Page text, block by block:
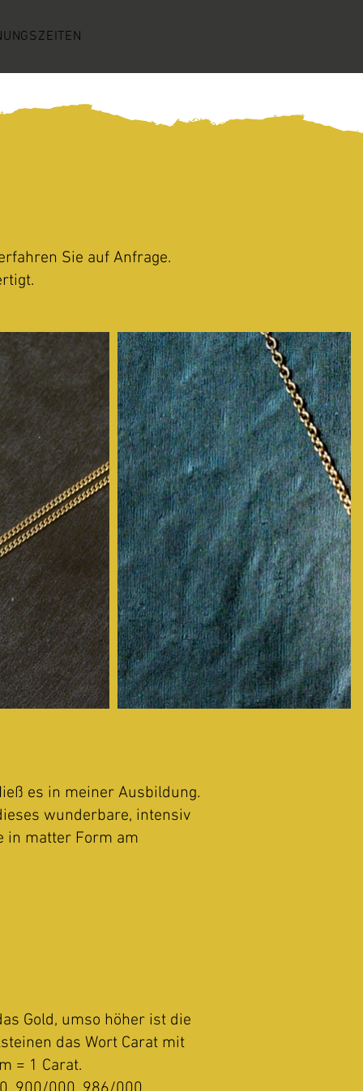
Sie auf Anfrage.
es in meiner Ausbildung.
wunderbare, intensiv
in matter Form am
Gold, umso höher ist die
das Wort Carat mit
= 1 Carat.